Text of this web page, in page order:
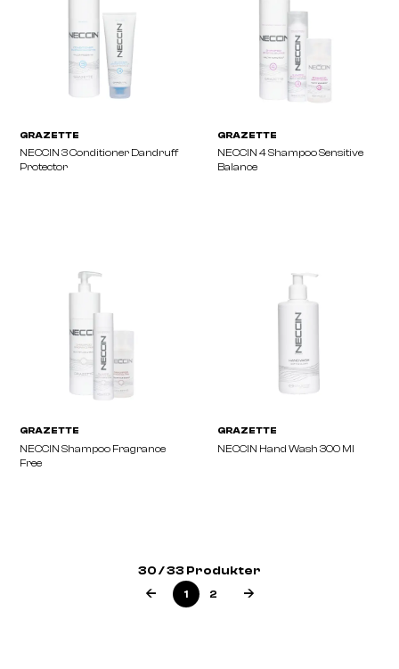
Protector
30 / 33 Produkter
1 2